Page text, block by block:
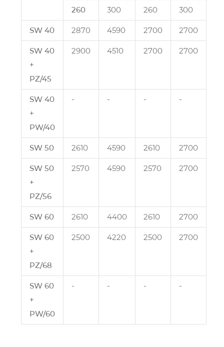
260 300 260 300
SW 40 2870 4590 2700 2700
SW 40
+
PZ/45
2900 4510 2700 2700
SW 40
+
PW/40
‑ ‑ ‑ ‑
SW 50 2610 4590 2610 2700
SW 50
+
PZ/56
2570 4590 2570 2700
SW 60 2610 4400 2610 2700
SW 60
+
PZ/68
2500 4220 2500 2700
SW 60
+
PW/60
‑ ‑ ‑ ‑